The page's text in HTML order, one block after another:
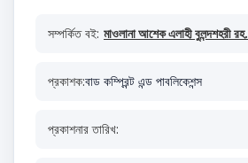
সম্পর্কিত বই: মাওলানা আশেক এলাহী বুলন্দশহরী রহ.
প্রকাশক:বাড কম্প্রিন্ট এন্ড পাবলিকেশন্স
প্রকাশনার তারিখ: